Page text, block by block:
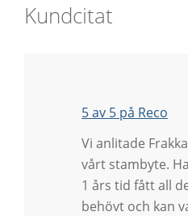
Kundcitat
5 av 5 på Reco
Vi anlitade
vårt stambyte.
1 års tid fått all
behövt och kan